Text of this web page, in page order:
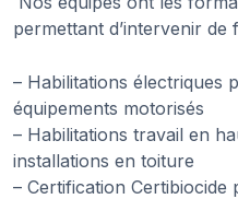
permettant d’intervenir
– Habilitations électriques
équipements motorisés
– Habilitations travail en
installations en toiture
– Certification Certibiocide